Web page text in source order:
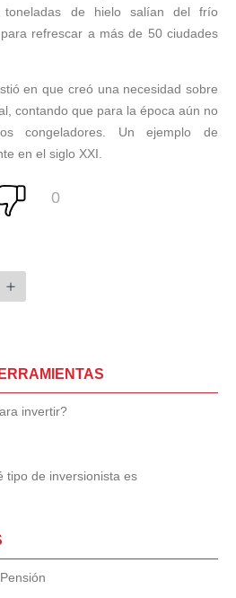
de hielo salían del frío
refrescar a más de 50 ciudades
en que creó una necesidad sobre
contando que para la época aún no
congeladores. Un ejemplo de
en el siglo XXI.
invertir?
tipo de inversionista es